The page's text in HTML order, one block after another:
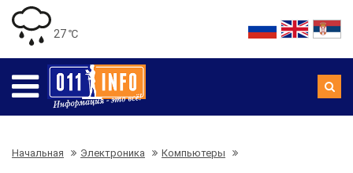
27 ℃
Начальная Электроника Компьютеры